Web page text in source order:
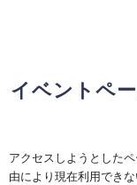
イベントペ
アクセスしようとした
由により現在利用でき